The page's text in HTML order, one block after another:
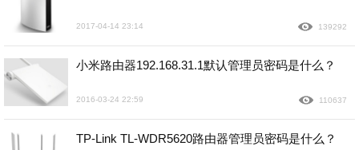
2017-04-14 23:14 139292
小米路由器192.168.31.1默认管理员密码是什么？
2016-03-24 22:59 110637
TP-Link TL-WDR5620路由器管理员密码是什么？